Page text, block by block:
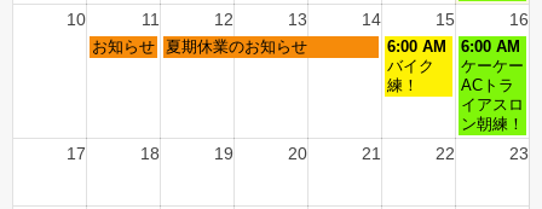
10 11 12 13 14 15 16
お知らせ 夏期休業のお知らせ
6:00 AM
バイク
練！
6:00 AM
ケーケー
ACトラ
イアスロ
ン朝練！
17 18 19 20 21 22 23